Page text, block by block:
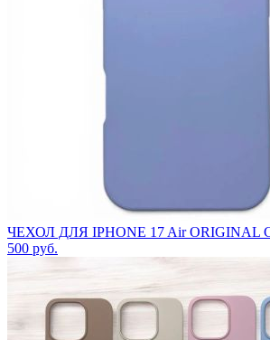
ЧЕХОЛ ДЛЯ IPHONE 17 Air ORIGINAL
500 руб.